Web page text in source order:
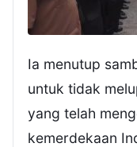
Ia menutup
untuk tidak
yang telah
kemerdekaan